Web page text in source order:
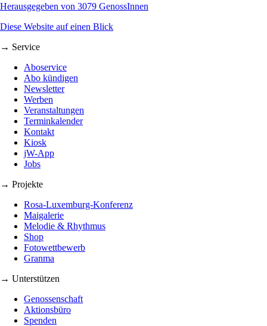
Herausgegeben von 3079 GenossInnen
Diese Website auf einen Blick
→ Service
Aboservice
Abo kündigen
Newsletter
Werben
Veranstaltungen
Terminkalender
Kontakt
Kiosk
jW-App
Jobs
→ Projekte
Rosa-Luxemburg-Konferenz
Maigalerie
Melodie & Rhythmus
Shop
Fotowettbewerb
Granma
→ Unterstützen
Genossenschaft
Aktionsbüro
Spenden